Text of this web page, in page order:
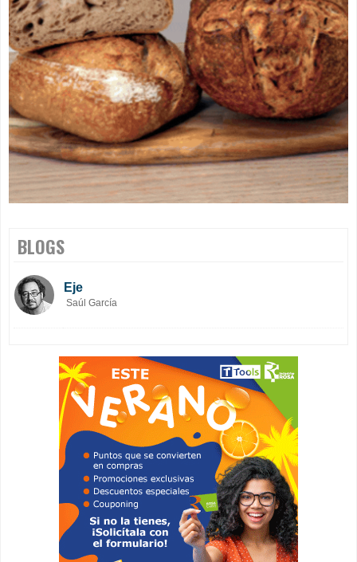
BLOGS
Eje
Saúl García